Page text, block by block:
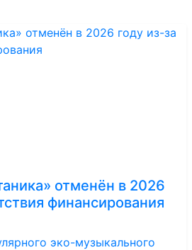
отменён в 2026
финансирования
эко-музыкального